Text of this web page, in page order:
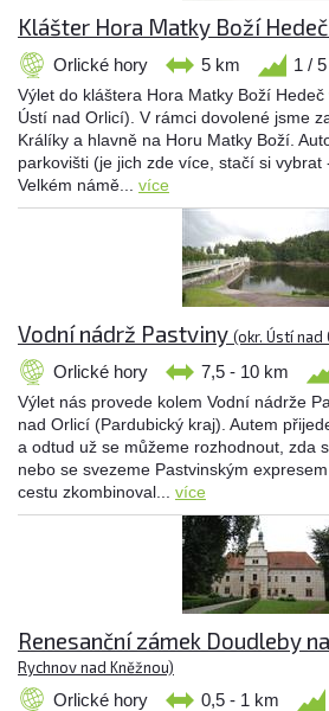
Klášter Hora Matky Boží Hedeč
Orlické hory 5 km 1 / 5
Výlet do kláštera Hora Matky Boží
Ústí nad Orlicí). V rámci dovolené jsme
Králíky a hlavně na Horu Matky Boží.
parkovišti (je jich zde více, stačí si vybrat
Velkém námě... více
Vodní nádrž Pastviny (okr. Ústí nad
Orlické hory 7,5 - 10 km
Výlet nás provede kolem Vodní nádrže
nad Orlicí (Pardubický kraj). Autem
a odtud už se můžeme rozhodnout, zda
nebo se svezeme Pastvinským
cestu zkombinoval... více
Renesanční zámek Doudleby
Rychnov nad Kněžnou)
Orlické hory 0,5 - 1 km